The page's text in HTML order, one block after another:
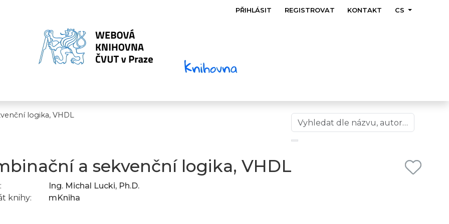
PŘIHLÁSIT REGISTROVAT KONTAKT CS
logika, VHDL
a sekvenční logika, VHDL
Ing. Michal Lucki, Ph.D.
knihy:
mKniha